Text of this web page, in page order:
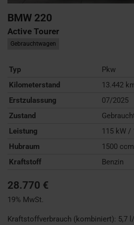
BMW 220
Active Tourer
Gebrauchtwagen
Typ
Pkw
Kilometerstand
13.442
Erstzulassung
07/2025
Zustand
Leistung
115 kW /
Hubraum
1500 ccm
Kraftstoff
Benzin
28.770 €
19% MwSt.
Kraftstoffverbrauch (kombiniert): 5,7